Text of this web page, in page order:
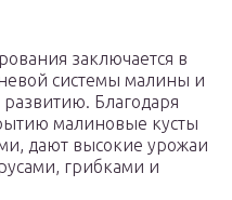
заключается в
системы малины и
Благодаря
малиновые кусты
дают высокие урожаи
грибками и